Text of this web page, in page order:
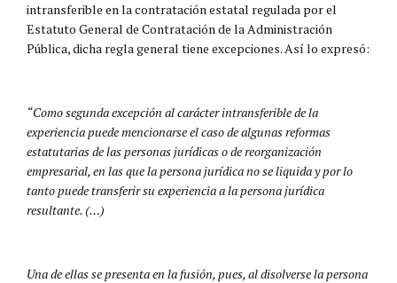
intransferible en la contratación estatal regulada por el
Estatuto General de Contratación de la Administración
Pública, dicha regla general tiene excepciones. Así lo expresó:
“Como segunda excepción al carácter intransferible de la
experiencia puede mencionarse el caso de algunas reformas
estatutarias de las personas jurídicas o de reorganización
empresarial, en las que la persona jurídica no se liquida y por lo
tanto puede transferir su experiencia a la persona jurídica
resultante. (…)
Una de ellas se presenta en la fusión, pues, al disolverse la persona